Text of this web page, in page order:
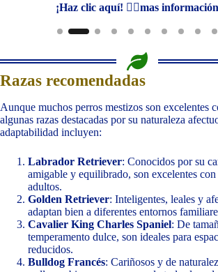
¡Haz clic aquí! 👆🏼mas información
Razas recomendadas
Aunque muchos perros mestizos son excelentes
algunas razas destacadas por su naturaleza
adaptabilidad incluyen:
Labrador Retriever: Conocidos por su
amigable y equilibrado, son excelentes
adultos.
Golden Retriever: Inteligentes, leales y
adaptan bien a diferentes entornos
Cavalier King Charles Spaniel: De
temperamento dulce, son ideales para
reducidos.
Bulldog Francés: Cariñosos y de